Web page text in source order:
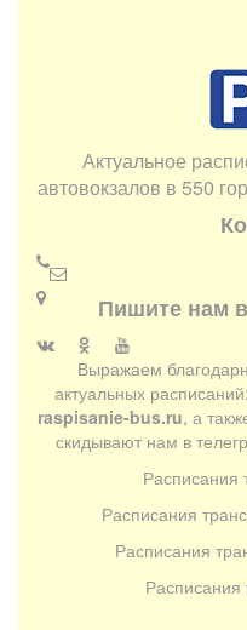
Актуальное
автовокзалов в 550
Пишите нам
Выражаем
актуальных расписаний:
raspisanie-bus.ru, а
скидывают нам в
Расписания
Расписания
Расписания
Расписания